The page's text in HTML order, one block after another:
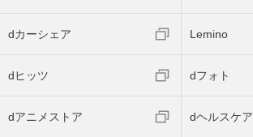
dカーシェア Lemino
dヒッツ dフォト
dアニメストア dヘルスケア